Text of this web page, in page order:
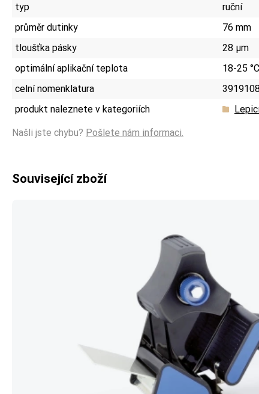
typ
ruční
průměr dutinky
76 mm
tloušťka pásky
28 µm
optimální aplikační teplota
18-25 °C
celní nomenklatura
produkt naleznete v kategoriích
Našli jste chybu? Pošlete nám informaci.
Související zboží